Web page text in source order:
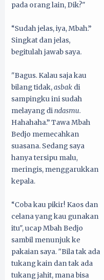
pada orang lain, Dik?"
“Sudah jelas, iya, Mbah.”
Singkat dan jelas,
begitulah jawab saya.
"Bagus. Kalau saja kau
bilang tidak,asbak di
sampingku ini sudah
melayang dindasmu.
Hahahaha.” Tawa Mbah
Bedjo memecahkan
suasana. Sedang saya
hanya tersipu malu,
meringis, menggarukkan
kepala.
“Coba kau pikir! Kaos dan
celana yang kau gunakan
itu", ucap Mbah Bedjo
sambil menunjuk ke
pakaian saya. "Bila tak ada
tukang kain dan tak ada
tukang jahit, mana bisa